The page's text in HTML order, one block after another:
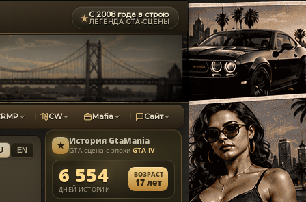
★С 2008 года в строю
ЛЕГЕНДА GTA-СЦЕНЫ
CW Mafia Сайт
EN ★ ИсторияGtaMania
GTA-сцена с эпохи GTA IV
6 554
ДНЕЙ ИСТОРИИ
ВОЗРАСТ
17 лет